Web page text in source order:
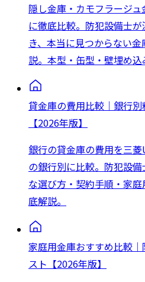
隠し金庫・カモフラージ
に徹底比較。防犯設備士
き、本当に見つからない
説。本型・缶型・壁埋め込
貸金庫の費用比較｜銀行
【2026年版】
銀行の貸金庫の費用を三
の銀行別に比較。防犯設
な選び方・契約手順・家
底解説。
家庭用金庫おすすめ比較
スト【2026年版】